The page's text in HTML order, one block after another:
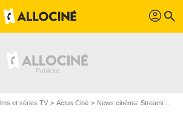
profil search
et séries TV Actus Ciné News cinéma: Streaming